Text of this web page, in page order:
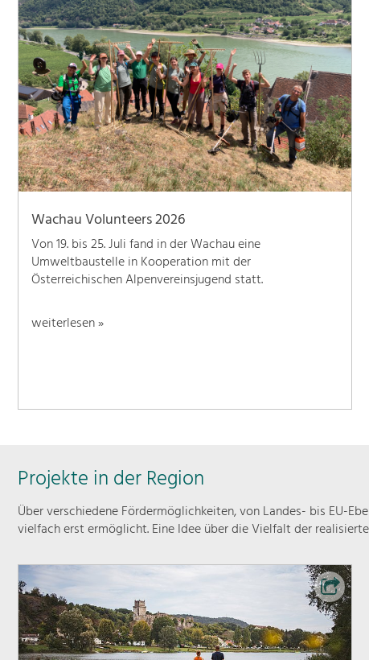
Wachau Volunteers 2026
Von 19. bis 25. Juli fand in der Wachau eine
Umweltbaustelle in Kooperation mit der
Österreichischen Alpenvereinsjugend statt.
weiterlesen »
Projekte in der Region
Über verschiedene Fördermöglichkeiten, von Landes- bis EU-
vielfach erst ermöglicht. Eine Idee über die Vielfalt der